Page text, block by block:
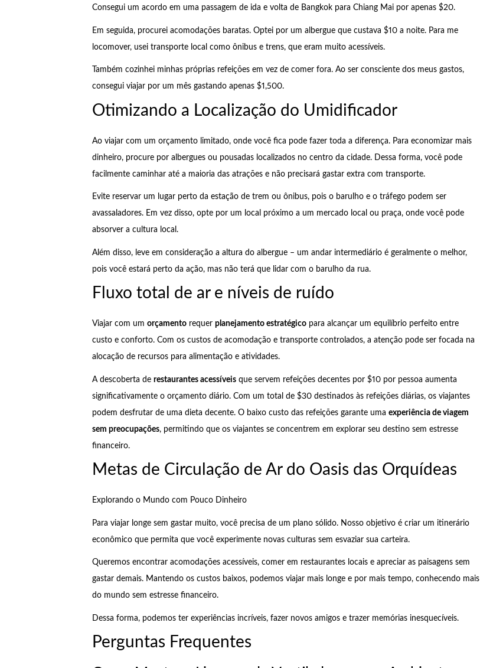
Consegui um acordo em uma passagem de ida e volta de Bangkok para Chiang Mai por apenas $20.
Em seguida, procurei acomodações baratas. Optei por um albergue que custava $10 a noite. Para me
locomover, usei transporte local como ônibus e trens, que eram muito acessíveis.
Também cozinhei minhas próprias refeições em vez de comer fora. Ao ser consciente dos meus gastos,
consegui viajar por um mês gastando apenas $1,500.
Otimizando a Localização do Umidificador
Ao viajar com um orçamento limitado, onde você fica pode fazer toda a diferença. Para economizar mais
dinheiro, procure por albergues ou pousadas localizados no centro da cidade. Dessa forma, você pode
facilmente caminhar até a maioria das atrações e não precisará gastar extra com transporte.
Evite reservar um lugar perto da estação de trem ou ônibus, pois o barulho e o tráfego podem ser
avassaladores. Em vez disso, opte por um local próximo a um mercado local ou praça, onde você pode
absorver a cultura local.
Além disso, leve em consideração a altura do albergue – um andar intermediário é geralmente o melhor,
pois você estará perto da ação, mas não terá que lidar com o barulho da rua.
Fluxo total de ar e níveis de ruído
Viajar com um orçamentorequer planejamento estratégicopara alcançar um equilíbrio perfeito entre
custo e conforto. Com os custos de acomodação e transporte controlados, a atenção pode ser focada na
alocação de recursos para alimentação e atividades.
A descoberta de restaurantes acessíveisque servem refeições decentes por $10 por pessoa aumenta
significativamente o orçamento diário. Com um total de $30 destinados às refeições diárias, os viajantes
podem desfrutar de uma dieta decente. O baixo custo das refeições garante uma experiência de viagem
sem preocupações, permitindo que os viajantes se concentrem em explorar seu destino sem estresse
financeiro.
Metas de Circulação de Ar do Oasis das Orquídeas
Explorando o Mundo com Pouco Dinheiro
Para viajar longe sem gastar muito, você precisa de um plano sólido. Nosso objetivo é criar um itinerário
econômico que permita que você experimente novas culturas sem esvaziar sua carteira.
Queremos encontrar acomodações acessíveis, comer em restaurantes locais e apreciar as paisagens sem
gastar demais. Mantendo os custos baixos, podemos viajar mais longe e por mais tempo, conhecendo mais
do mundo sem estresse financeiro.
Dessa forma, podemos ter experiências incríveis, fazer novos amigos e trazer memórias inesquecíveis.
Perguntas Frequentes